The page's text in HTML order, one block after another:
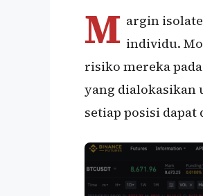
M argin
individu.
risiko mereka
yang dialokasikan
setiap posisi